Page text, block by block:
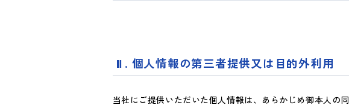
. 個人情報の第三者提供又は目的外利用
当社にご提供いただいた個人情報は、あらかじめ御本人の